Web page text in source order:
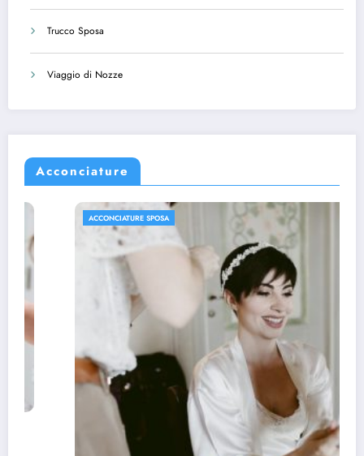
Trucco Sposa
Viaggio di Nozze
Acconciature
ACCONCIATURE SPOSA